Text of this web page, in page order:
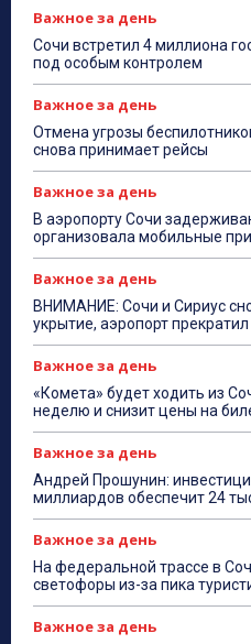
Важное за день
Сочи встретил 4 миллиона
под особым контролем
Важное за день
Отмена угрозы
снова принимает рейсы
Важное за день
В аэропорту Сочи
организовала мобильные
Важное за день
ВНИМАНИЕ: Сочи и Сириус
укрытие, аэропорт
Важное за день
«Комета» будет ходить из
неделю и снизит цены на
Важное за день
Андрей Прошунин:
миллиардов обеспечит 24
Важное за день
На федеральной трассе в
светофоры из-за пика
Важное за день